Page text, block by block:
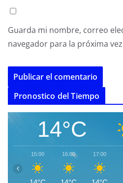
Guarda mi nombre, correo
navegador para la próxima
l
t
Pronostico del Tiempo
14°C
15:00 16:00 17:00
‹